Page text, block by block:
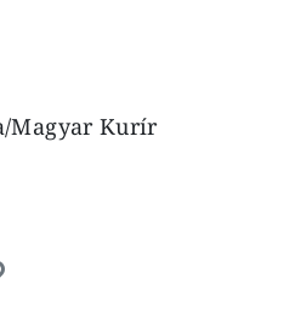
Magyar Kurír